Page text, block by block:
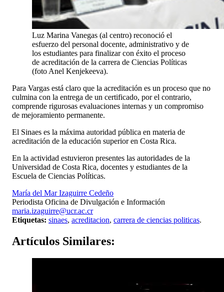
Luz Marina Vanegas (al centro) reconoció el
esfuerzo del personal docente, administrativo y de
los estudiantes para finalizar con éxito el proceso
de acreditación de la carrera de Ciencias Políticas
(foto Anel Kenjekeeva).
Para Vargas está claro que la acreditación es un proceso que no
culmina con la entrega de un certificado, por el contrario,
comprende rigurosas evaluaciones internas y un compromiso
de mejoramiento permanente.
El Sinaes es la máxima autoridad pública en materia de
acreditación de la educación superior en Costa Rica.
En la actividad estuvieron presentes las autoridades de la
Universidad de Costa Rica, docentes y estudiantes de la
Escuela de Ciencias Políticas.
María del Mar Izaguirre Cedeño
Periodista Oficina de Divulgación e Información
maria.izaguirre@ucr.ac.cr
Etiquetas: sinaes, acreditacion, carrera de ciencias politicas.
Artículos Similares: